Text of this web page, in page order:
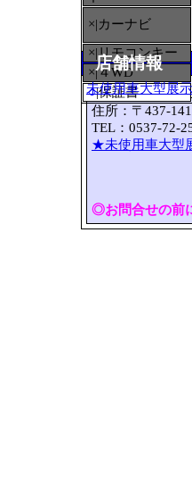
×|カーナビ
×|リモコンキー
×|４WD
○|保証書
店舗情報
未使用車大型展
住所：〒437-
TEL：0537-
★未使用車大型
◎お問合せの前